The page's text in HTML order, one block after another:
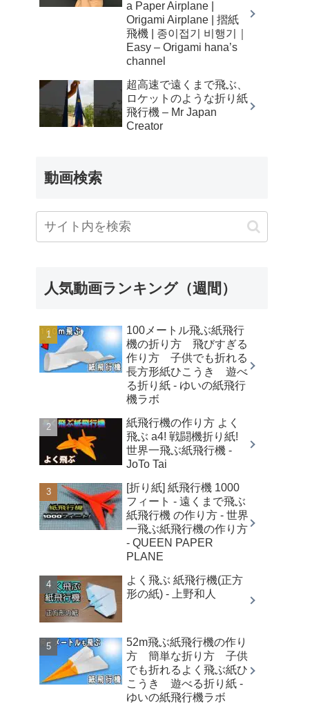
a Paper Airplane |
Origami Airplane | 摺紙
飛機 | 종이접기 비행기｜
Easy – Origami hana’s
channel
超高速で遠くまで飛ぶ、
ロケットのような折り紙
飛行機 – Mr Japan
Creator
動画検索
人気動画ランキング（週間）
100メートル飛ぶ紙飛行
機の折り方 飛びすぎる
作り方 子供でも折れる
長方形紙ひこうき 遊べ
る折り紙 - ゆいの紙飛行
機ラボ
紙飛行機の作り方 よく
飛ぶ a4! 戦闘機折り紙!
世界一飛ぶ紙飛行機 -
JoTo Tai
[折り紙] 紙飛行機 1000
フィート - 遠くまで飛ぶ
紙飛行機 の作り方 - 世界
一飛ぶ紙飛行機の作り方
- QUEEN PAPER
PLANE
よく飛ぶ 紙飛行機(正方
形の紙) - 上野和人
52m飛ぶ紙飛行機の作り
方 簡単な折り方 子供
でも折れるよく飛ぶ紙ひ
こうき 遊べる折り紙 -
ゆいの紙飛行機ラボ